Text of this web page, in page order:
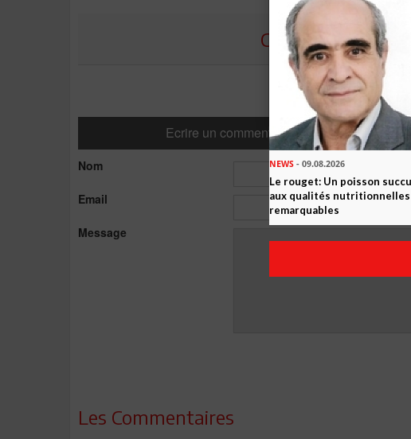
COMMENTER
Ecrire un commentaire
Nom
Email
Message
Les Commentaires
NEWS - 09.08.2026
Le rouget: Un poisson
aux qualités nutritionnelles
remarquables